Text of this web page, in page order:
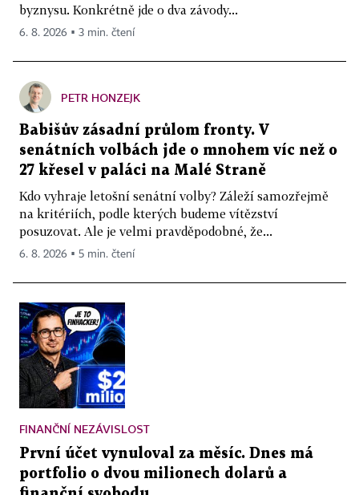
byznysu. Konkrétně jde o dva závody...
6. 8. 2026 ▪ 3 min. čtení
PETR HONZEJK
Babišův zásadní průlom fronty. V
senátních volbách jde o mnohem víc než o
27 křesel v paláci na Malé Straně
Kdo vyhraje letošní senátní volby? Záleží samozřejmě
na kritériích, podle kterých budeme vítězství
posuzovat. Ale je velmi pravděpodobné, že...
6. 8. 2026 ▪ 5 min. čtení
FINANČNÍ NEZÁVISLOST
První účet vynuloval za měsíc. Dnes má
portfolio o dvou milionech dolarů a